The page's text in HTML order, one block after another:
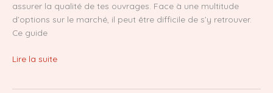
assurer la qualité de tes ouvrages. Face à une multitude
d’options sur le marché, il peut être difficile de s’y retrouver.
Ce guide
Quelle
Lire la suite